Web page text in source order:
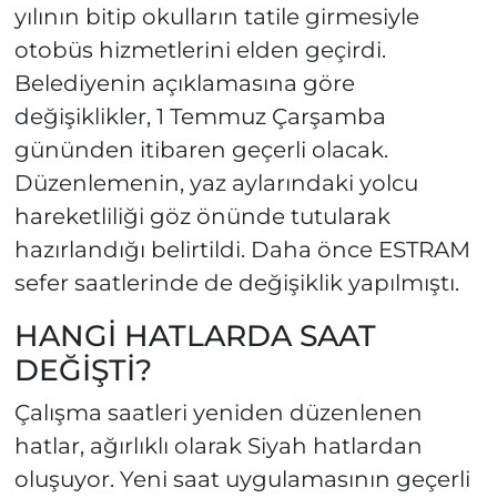
yılının bitip okulların tatile girmesiyle
otobüs hizmetlerini elden geçirdi.
Belediyenin açıklamasına göre
değişiklikler, 1 Temmuz Çarşamba
gününden itibaren geçerli olacak.
Düzenlemenin, yaz aylarındaki yolcu
hareketliliği göz önünde tutularak
hazırlandığı belirtildi. Daha önce ESTRAM
sefer saatlerinde de değişiklik yapılmıştı.
HANGİ HATLARDA SAAT
DEĞİŞTİ?
Çalışma saatleri yeniden düzenlenen
hatlar, ağırlıklı olarak Siyah hatlardan
oluşuyor. Yeni saat uygulamasının geçerli